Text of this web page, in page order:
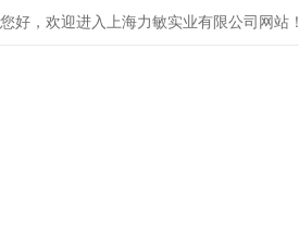
您好，欢迎进入上海力敏实业有限公司网站！